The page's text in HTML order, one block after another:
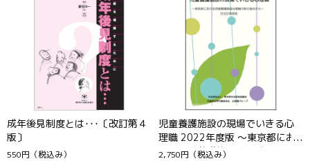
成年後見制度とは･･･〔改訂第４
版〕
550円 （税込み）
児童養護施設の現場でいきる心
理職 2022年度版 ～東京都にお
ける児童養護施設心理職の取り
2,750円 （税込み）